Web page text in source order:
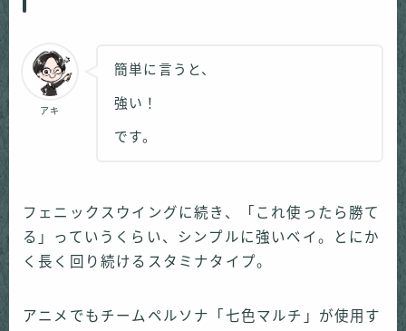
アキ
簡単に言うと、
強い！
です。
フェニックスウイングに続き、「これ使ったら勝て
る」っていうくらい、シンプルに強いベイ。とにか
く長く回り続けるスタミナタイプ。
アニメでもチームペルソナ「七色マルチ」が使用す